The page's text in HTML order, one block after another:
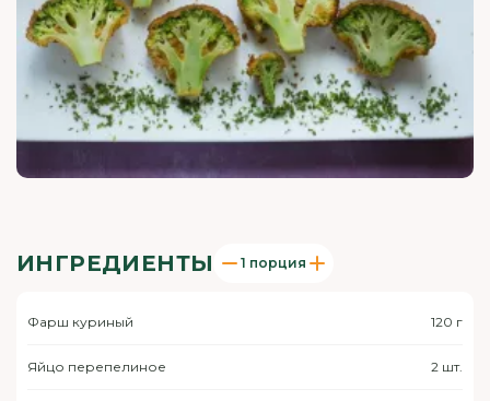
ИНГРЕДИЕНТЫ 1 порция
Фарш куриный 120 г
Яйцо перепелиное 2 шт.